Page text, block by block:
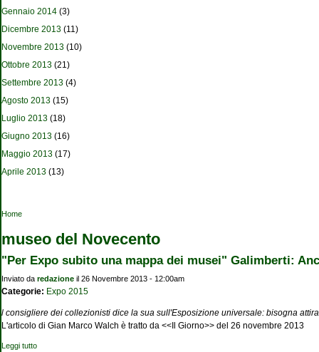
Gennaio 2014 (3)
Dicembre 2013 (11)
Novembre 2013 (10)
Ottobre 2013 (21)
Settembre 2013 (4)
Agosto 2013 (15)
Luglio 2013 (18)
Giugno 2013 (16)
Maggio 2013 (17)
Aprile 2013 (13)
Tu sei qui
Home
museo del Novecento
"Per Expo subito una mappa dei musei" Galimberti:
Inviato da redazione il 26 Novembre 2013 - 12:00am
Categorie: Expo 2015
l consigliere dei collezionisti dice la sua sull'Esposizione universale: bisogna
L'articolo di Gian Marco Walch è tratto da <<Il Giorno>> del 26 novembre 2013
Leggi tutto